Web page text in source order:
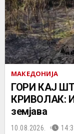
МАКЕДОНИЈА
ГОРИ КАЈ
КРИВОЛАК:
земјава
10.08.2026.